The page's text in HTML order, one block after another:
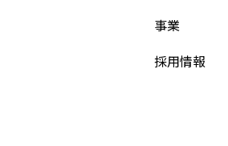
事業
採用情報